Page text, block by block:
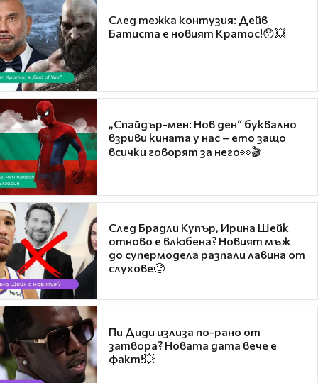
След тежка контузия: Дейв
Батиста е новият Кратос!😯💥
„Спайдър-мен: Нов ден“ буквално
взриви кината у нас – ето защо
всички говорят за него👀🎬
След Брадли Купър, Ирина Шейк
отново е влюбена? Новият мъж
до супермодела разпали лавина от
слухове🧐
Пи Диди излиза по-рано от
затвора? Новата дата вече е
факт!💥